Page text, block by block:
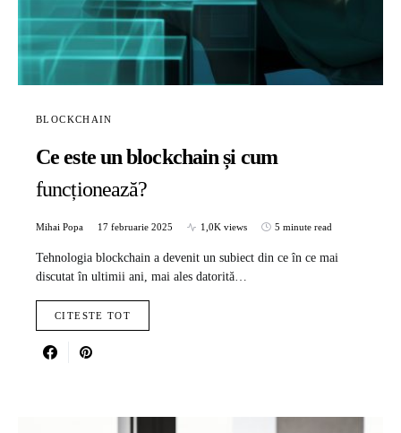
BLOCKCHAIN
Ce este un blockchain și cum
funcționează?
Mihai Popa 17 februarie 2025 1,0K views 5 minute read
Tehnologia blockchain a devenit un subiect din ce în ce mai
discutat în ultimii ani, mai ales datorită…
CITESTE TOT